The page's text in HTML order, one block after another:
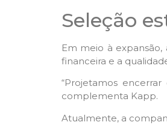
Seleção
Em meio à
financeira e a
“Projetamos
complementa Kapp.
Atualmente, a